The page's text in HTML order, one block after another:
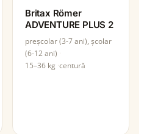
Britax Römer
ADVENTURE PLUS 2
preșcolar (3-7 ani), școlar
(6-12 ani)
15–36 kg centură